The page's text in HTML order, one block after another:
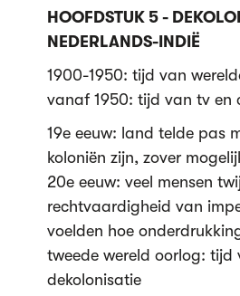
HOOFDSTUK 5 -
NEDERLANDS-INDIË
1900-1950: tijd van
vanaf 1950: tijd van tv en
19e eeuw: land telde pas
koloniën zijn, zover
20e eeuw: veel mensen
rechtvaardigheid van
voelden hoe
tweede wereld oorlog: tijd
dekolonisatie